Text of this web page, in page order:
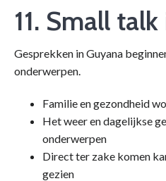
11. Small
Gesprekken in Guyana
onderwerpen.
Familie en gezondheid
Het weer en dagelijkse
onderwerpen
Direct ter zake komen
gezien